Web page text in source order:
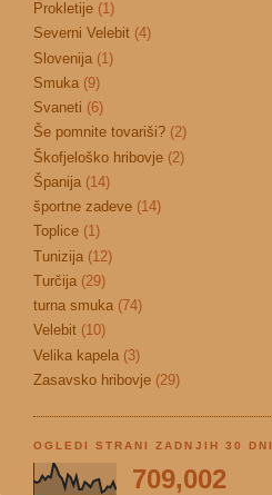
Prokletije (1)
Severni Velebit (4)
Slovenija (1)
Smuka (9)
Svaneti (6)
Še pomnite tovariši? (2)
Škofjeloško hribovje (2)
Španija (14)
športne zadeve (14)
Toplice (1)
Tunizija (12)
Turčija (29)
turna smuka (74)
Velebit (10)
Velika kapela (3)
Zasavsko hribovje (29)
OGLEDI STRANI ZADNJIH 30 DNI
709,002